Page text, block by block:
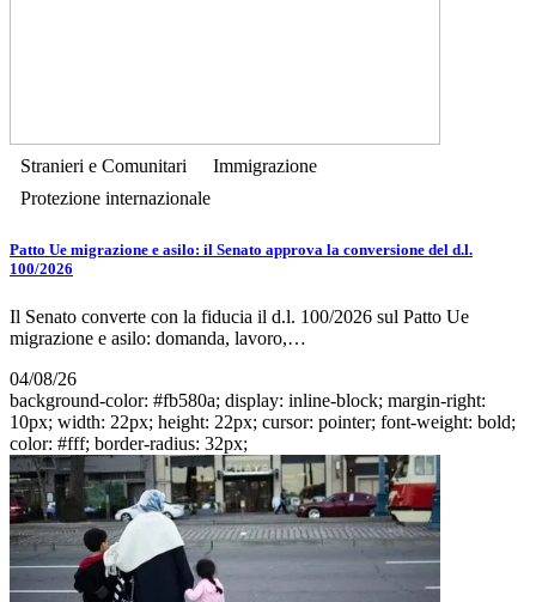
Stranieri e Comunitari
Immigrazione
Protezione internazionale
Patto Ue migrazione e asilo: il Senato approva la conversione del d.l.
100/2026
Il Senato converte con la fiducia il d.l. 100/2026 sul Patto Ue
migrazione e asilo: domanda, lavoro,…
04/08/26
background-color: #fb580a; display: inline-block; margin-right:
10px; width: 22px; height: 22px; cursor: pointer; font-weight: bold;
color: #fff; border-radius: 32px;